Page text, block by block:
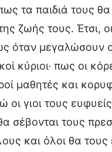
τα παιδιά τους
ζωής τους. Έτσι,
όταν μεγαλώσουν
κύριοι· πως οι
μαθητές και
γιοι τους
σέβονται τους
και όλοι θα